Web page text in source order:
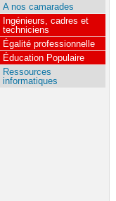
A nos camarades
Ingénieurs, cadres et
techniciens
Égalité professionnelle
Éducation Populaire
Ressources
informatiques